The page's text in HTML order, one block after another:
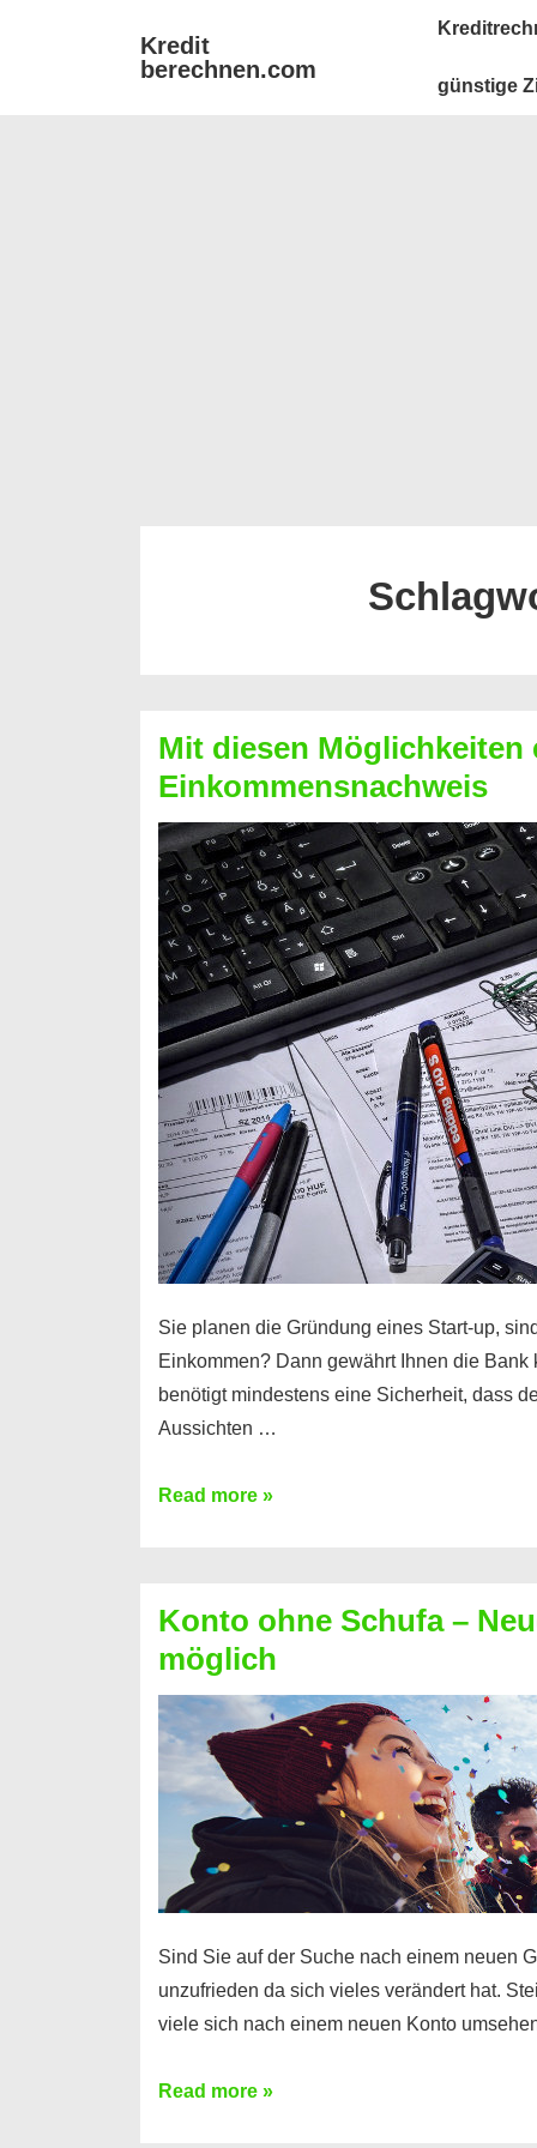
Kredit
berechnen.com
Main
günstige
Mit diesen Möglichkeiten
Einkommensnachweis
Sie planen die Gründung eines Start-up,
Einkommen? Dann gewährt Ihnen die
benötigt mindestens eine Sicherheit, dass
Aussichten …
Mit
Sie
einen
Kredit
ohne
Einkommensnachweis
Read more »
Konto ohne Schufa –
möglich
Sind Sie auf der Suche nach einem neuen
unzufrieden da sich vieles verändert hat.
viele sich nach einem neuen Konto
Konto
Read more »